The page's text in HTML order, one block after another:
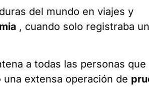
del mundo en viajes y
, cuando solo registraba
a todas las personas que
extensa operación de